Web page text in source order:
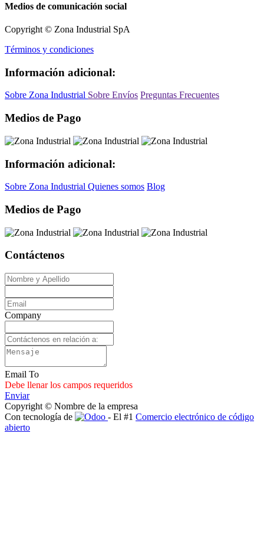
Medios de comunicación social
Copyright © Zona Industrial SpA
Términos y condiciones
Información adicional:
Sobre Zona Industrial Sobre Envíos Preguntas Frecuentes
Medios de Pago
Información adicional:
Sobre Zona Industrial Quienes somos Blog
Medios de Pago
Contáctenos
Company
Email To
Debe llenar los campos requeridos
Enviar
Copyright © Nombre de la empresa
Con tecnología de
- El #1 Comercio electrónico de código
abierto